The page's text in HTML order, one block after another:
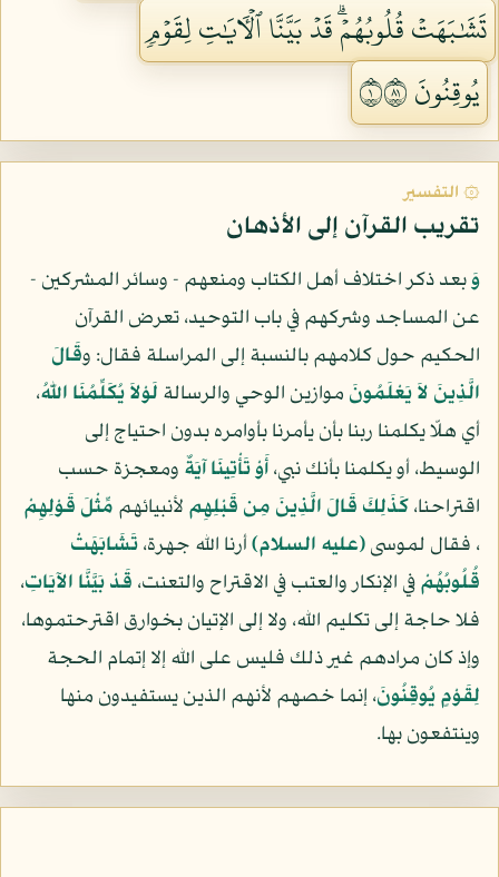
تَشَٰبَهَتۡ قُلُوبُهُمۡۗ قَدۡ بَيَّنَّا ٱلۡأٓيَٰتِ لِقَوۡمٖ
يُوقِنُونَ ١١٨
۞ التفسير
تقريب القرآن إلى الأذهان
وَبعد ذكر اختلاف أهل الكتاب ومنعهم - وسائر المشركين -
عن المساجد وشركهم في باب التوحيد، تعرض القرآن
الحكيم حول كلامهم بالنسبة إلى المراسلة فقال: وقَالَ
الَّذِينَ لاَ يَعْلَمُونَ موازين الوحي والرسالة لَوْلاَ يُكَلِّمُنَا اللّهُ،
أي هلّا يكلمنا ربنا بأن يأمرنا بأوامره بدون احتياج إلى
الوسيط، أو يكلمنا بأنك نبي،أَوْ تَأْتِينَا آيَةٌ ومعجزة حسب
اقتراحنا،كَذَلِكَ قَالَ الَّذِينَ مِن قَبْلِهِم لأنبيائهم مِّثْلَ قَوْلِهِمْ
، فقال لموسى(عليه السلام)أرنا الله جهرة،تَشَابَهَتْ
قُلُوبُهُمْفي الإنكار والعتب في الاقتراح والتعنت، قَدْ بَيَّنَّا الآيَاتِ،
فلا حاجة إلى تكليم الله، ولا إلى الإتيان بخوارق اقترحتموها،
وإذ كان مرادهم غير ذلك فليس على الله إلا إتمام الحجة
لِقَوْمٍ يُوقِنُونَ، إنما خصهم لأنهم الذين يستفيدون منها
وينتفعون بها.